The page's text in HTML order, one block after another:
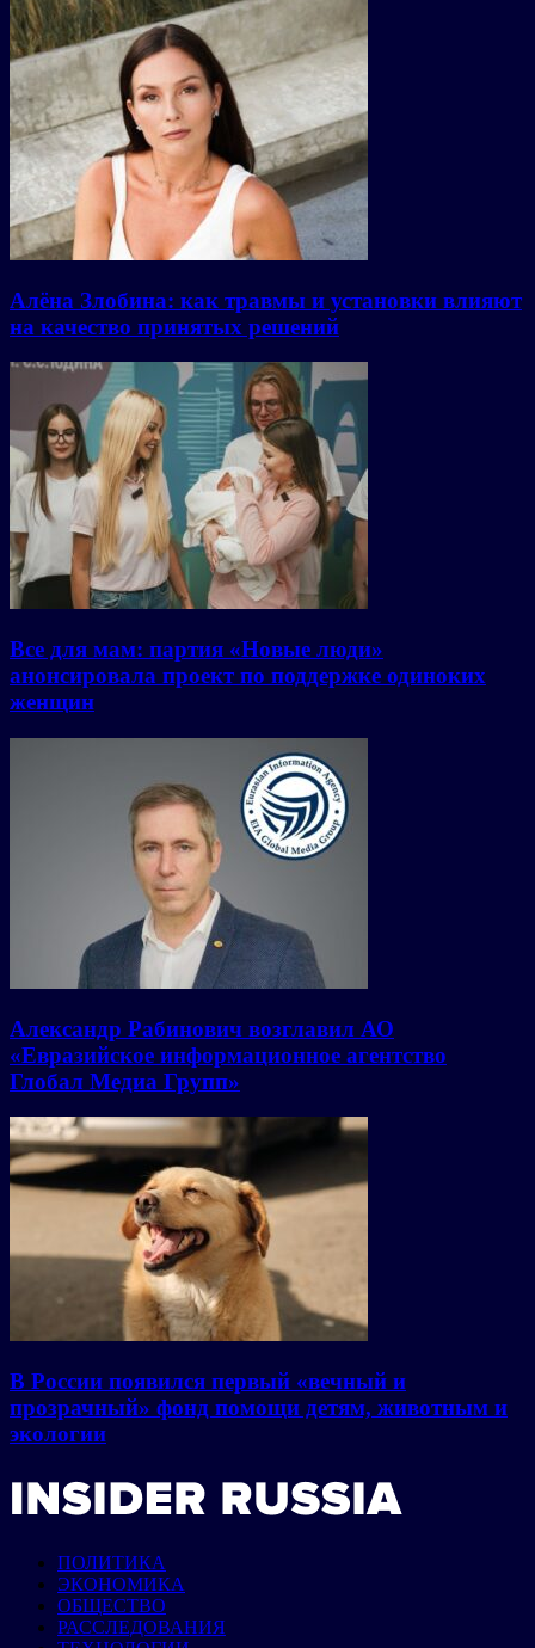
Алёна Злобина: как травмы и установки влияют
на качество принятых решений
Все для мам: партия «Новые люди»
анонсировала проект по поддержке одиноких
женщин
Александр Рабинович возглавил АО
«Евразийское информационное агентство
Глобал Медиа Групп»
В России появился первый «вечный и
прозрачный» фонд помощи детям, животным и
экологии
ПОЛИТИКА
ЭКОНОМИКА
ОБЩЕСТВО
РАССЛЕДОВАНИЯ